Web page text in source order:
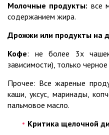
Молочные продукты: все
содержанием жира.
Дрожжи или продукты на
Кофе: не более 3х
зависимости), только
Прочее: Все жареные
каши, уксус, маринады,
пальмовое масло.
Критика щелочной